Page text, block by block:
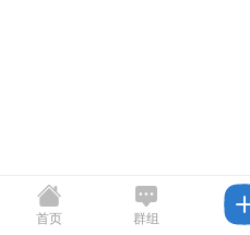
首页 群组